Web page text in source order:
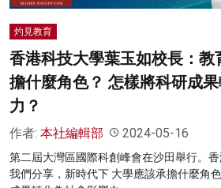
灼見教育
香港科技大學葉玉如校長：教
擔什麼角色？ 怎樣將科研成
力？
作者: 本社編輯部 2024-05-16
第二屆大灣區國際科創峰會在沙田舉行。
我們分享，新時代下 大學應該承擔什麼角